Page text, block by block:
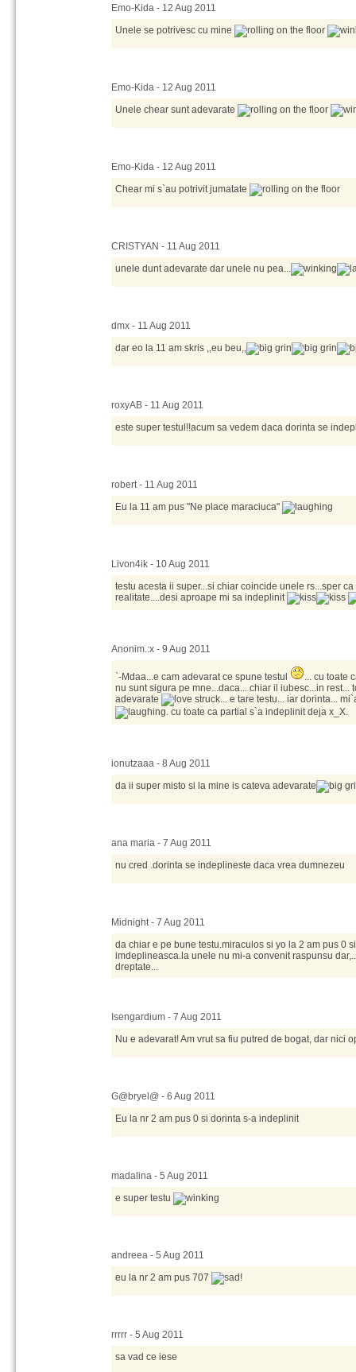
Emo-Kida - 12 Aug 2011
Unele se potrivesc cu mine
Emo-Kida - 12 Aug 2011
Unele chear sunt adevarate
Emo-Kida - 12 Aug 2011
Chear mi s`au potrivit jumatate
CRISTYAN - 11 Aug 2011
unele dunt adevarate dar unele nu pea...
dmx - 11 Aug 2011
dar eo la 11 am skris ,,eu beu,,
roxyAB - 11 Aug 2011
este super testul!!acum sa vedem daca dorinta se
robert - 11 Aug 2011
Eu la 11 am pus "Ne place maraciuca"
Livon4ik - 10 Aug 2011
testu acesta ii super...si chiar coincide unele rs...sper
realitate....desi aproape mi sa indeplinit
Anonim.:x - 9 Aug 2011
`-Mdaa...e cam adevarat ce spune testul
... cu toate
nu sunt sigura pe mne...daca... chiar il iubesc...in rest...
adevarate
... e tare testu... iar dorinta...
. cu toate ca partial s`a indeplinit deja x_X.
ionutzaaa - 8 Aug 2011
da ii super misto si la mine is cateva adevarate
ana maria - 7 Aug 2011
nu cred .dorinta se indeplineste daca vrea dumnezeu
Midnight - 7 Aug 2011
da chiar e pe bune testu.miraculos si yo la 2 am pus 0
imdeplineasca.la unele nu mi-a convenit raspunsu
dreptate...
Isengardium - 7 Aug 2011
Nu e adevarat! Am vrut sa fiu putred de bogat, dar nici
G@bryel@ - 6 Aug 2011
Eu la nr 2 am pus 0 si dorinta s-a indeplinit
madalina - 5 Aug 2011
e super testu
andreea - 5 Aug 2011
eu la nr 2 am pus 707
!
rrrrr - 5 Aug 2011
sa vad ce iese